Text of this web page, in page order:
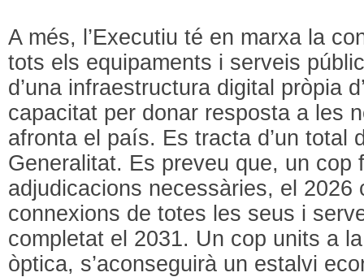
A més, l’Executiu té en marxa la
tots els equipaments i serveis
d’una infraestructura digital pròpia
capacitat per donar resposta a les
afronta el país. Es tracta d’un total
Generalitat. Es preveu que, un cop
adjudicacions necessàries, el 2026
connexions de totes les seus i
completat el 2031. Un cop units a
òptica, s’aconseguirà un estalvi